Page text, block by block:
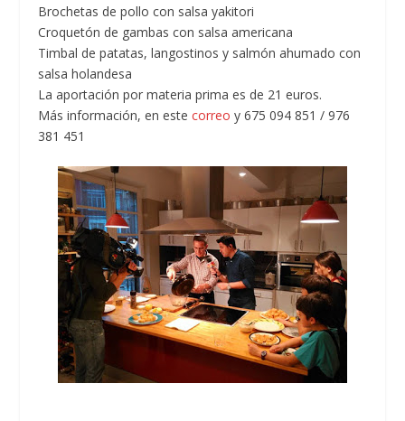
Brochetas de pollo con salsa yakitori
Croquetón de gambas con salsa americana
Timbal de patatas, langostinos y salmón ahumado con
salsa holandesa
La aportación por materia prima es de 21 euros.
Más información, en estecorreoy 675 094 851 / 976
381 451